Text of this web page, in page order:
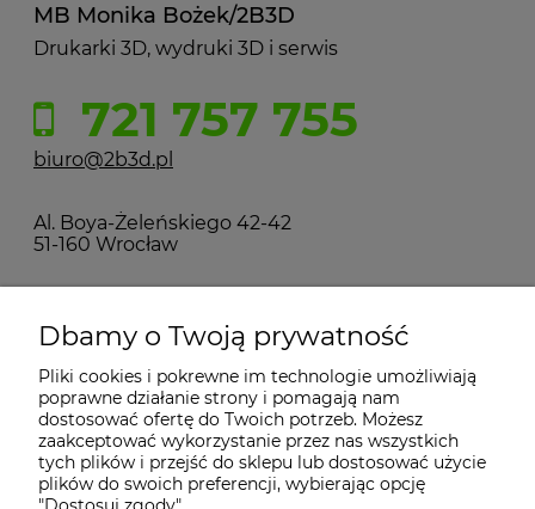
MB Monika Bożek/2B3D
Drukarki 3D, wydruki 3D i serwis
721 757 755
biuro@2b3d.pl
Al. Boya-Żeleńskiego 42-42
51-160 Wrocław
MOJE KONTO
PŁATNOŚCI I DOSTAWA
INFORMACJE
Dbamy o Twoją prywatność
Pliki cookies i pokrewne im technologie umożliwiają
poprawne działanie strony i pomagają nam
dostosować ofertę do Twoich potrzeb. Możesz
zaakceptować wykorzystanie przez nas wszystkich
tych plików i przejść do sklepu lub dostosować użycie
plików do swoich preferencji, wybierając opcję